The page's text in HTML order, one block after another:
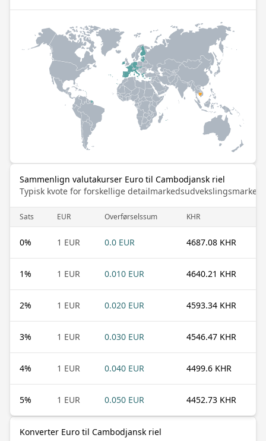
Sammenlign valutakurser Euro til Cambodjansk riel
Typisk kvote for forskellige
Sats EUR Overførselssum KHR
0% 1 EUR 0.0 EUR 4687.08 KHR
1% 1 EUR 0.010 EUR 4640.21 KHR
2% 1 EUR 0.020 EUR 4593.34 KHR
3% 1 EUR 0.030 EUR 4546.47 KHR
4% 1 EUR 0.040 EUR 4499.6 KHR
5% 1 EUR 0.050 EUR 4452.73 KHR
Konverter Euro til Cambodjansk riel